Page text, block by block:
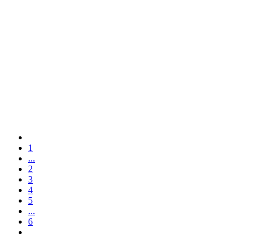
1
...
2
3
4
5
...
6